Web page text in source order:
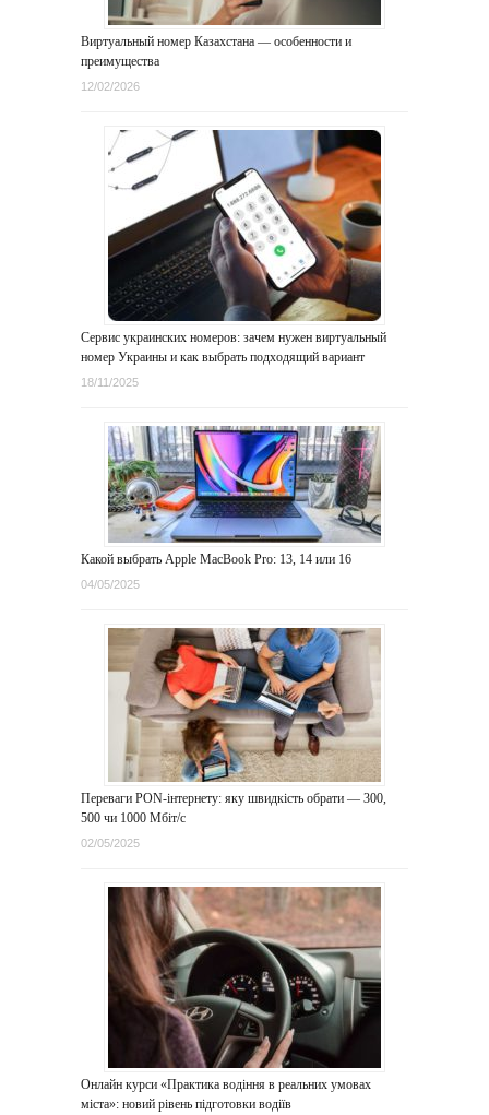
Виртуальный номер Казахстана — особенности и
преимущества
12/02/2026
Сервис украинских номеров: зачем нужен виртуальный
номер Украины и как выбрать подходящий вариант
18/11/2025
Какой выбрать Apple MacBook Pro: 13, 14 или 16
04/05/2025
Переваги PON-інтернету: яку швидкість обрати — 300,
500 чи 1000 Мбіт/с
02/05/2025
Онлайн курси «Практика водіння в реальних умовах
міста»: новий рівень підготовки водіїв